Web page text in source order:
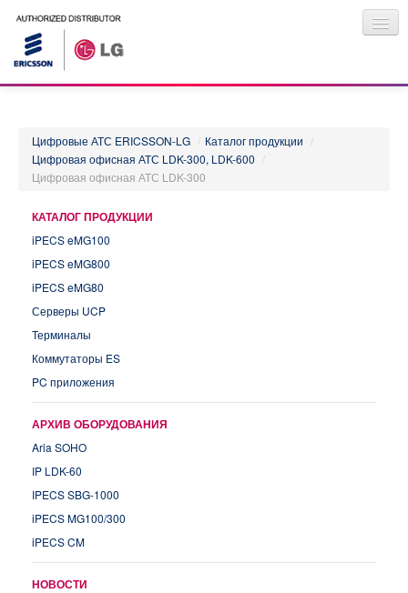
КАТАЛОГ ПРОДУКЦИИ
ПРАЙС-ЛИСТ
Цифровые АТС ERICSSON-LG / Каталог продукции /
Цифровая офисная АТС LDK-300, LDK-600 /
Цифровая офисная АТС LDK-300
КАТАЛОГ ПРОДУКЦИИ
iPECS eMG100
iPECS eMG800
iPECS eMG80
Серверы UCP
Терминалы
Коммутаторы ES
PC приложения
АРХИВ ОБОРУДОВАНИЯ
Aria SOHO
IP LDK-60
IPECS SBG-1000
iPECS MG100/300
iPECS CM
НОВОСТИ